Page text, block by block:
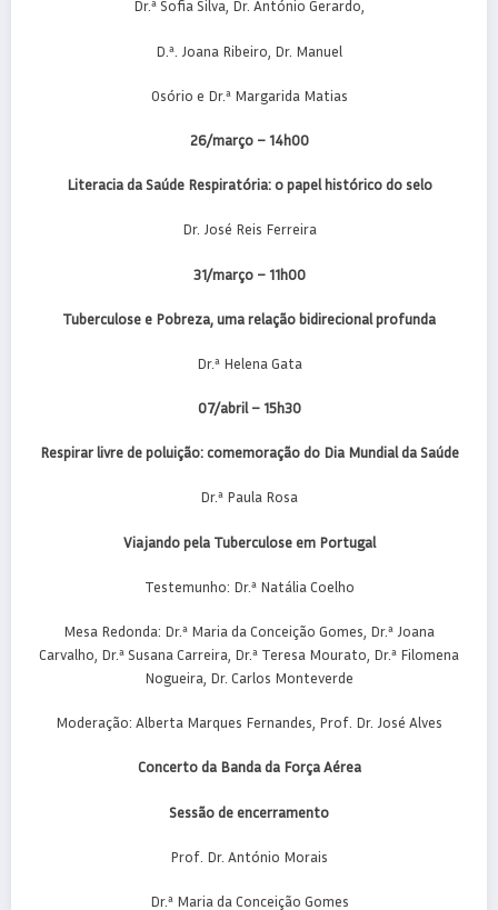
Dr.ª Sofia Silva, Dr. António Gerardo,
D.ª. Joana Ribeiro, Dr. Manuel
Osório e Dr.ª Margarida Matias
26/março – 14h00
Literacia da Saúde Respiratória: o papel histórico do selo
Dr. José Reis Ferreira
31/março – 11h00
Tuberculose e Pobreza, uma relação bidirecional profunda
Dr.ª Helena Gata
07/abril – 15h30
Respirar livre de poluição: comemoração do Dia Mundial da Saúde
Dr.ª Paula Rosa
Viajando pela Tuberculose em Portugal
Testemunho: Dr.ª Natália Coelho
Mesa Redonda: Dr.ª Maria da Conceição Gomes, Dr.ª Joana
Carvalho, Dr.ª Susana Carreira, Dr.ª Teresa Mourato, Dr.ª Filomena
Nogueira, Dr. Carlos Monteverde
Moderação: Alberta Marques Fernandes, Prof. Dr. José Alves
Concerto da Banda da Força Aérea
Sessão de encerramento
Prof. Dr. António Morais
Dr.ª Maria da Conceição Gomes